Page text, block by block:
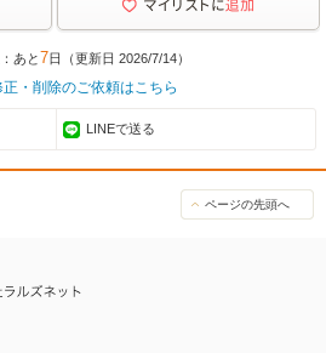
あと7日（更新日 2026/7/14）
・削除のご依頼はこちら
LINEで送る
ページの先頭へ